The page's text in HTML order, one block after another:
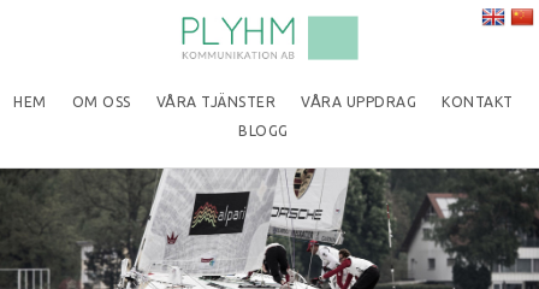
HEM OM OSS VÅRA TJÄNSTER VÅRA UPPDRAG
KONTAKT
BLOGG